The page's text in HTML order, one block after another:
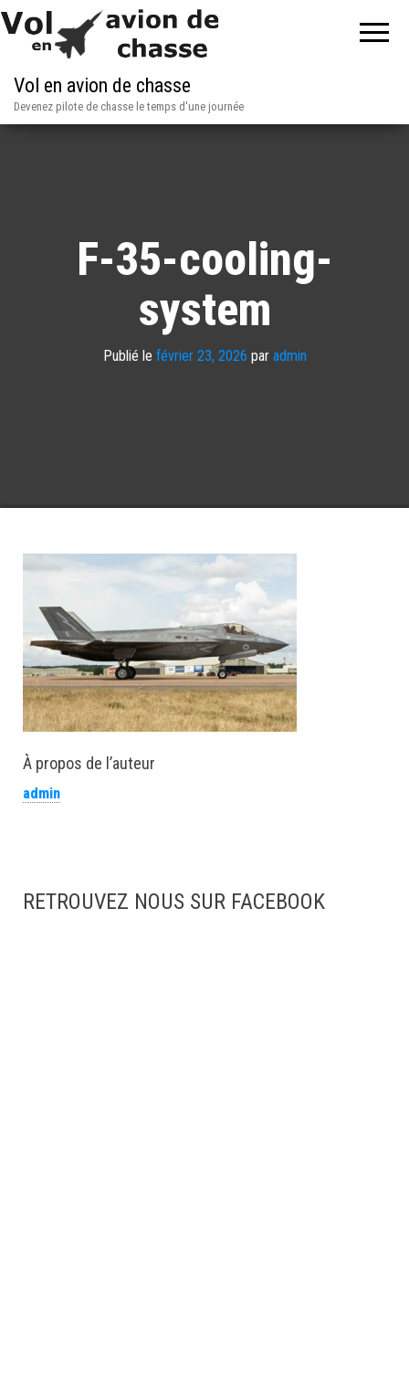
Vol en avion de chasse
Devenez pilote de chasse le temps d'une journée
F-35-cooling-
system
Publié le février 23, 2026 par admin
À propos de l’auteur
admin
RETROUVEZ NOUS SUR FACEBOOK